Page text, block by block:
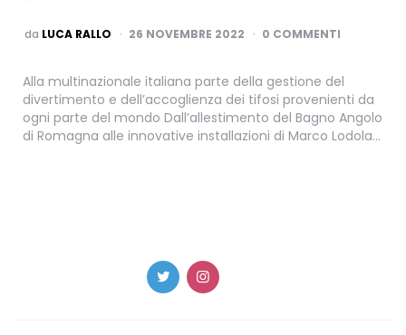
PUBBLICATO
da LUCA RALLO 26 NOVEMBRE 2022 0 COMMENTI
Alla multinazionale italiana parte della gestione del
divertimento e dell’accoglienza dei tifosi provenienti da
ogni parte del mondo Dall’allestimento del Bagno Angolo
di Romagna alle innovative installazioni di Marco Lodola…